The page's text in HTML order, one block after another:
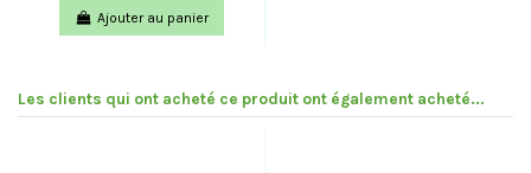
Ajouter au panier
Les clients qui ont acheté ce produit ont également acheté...